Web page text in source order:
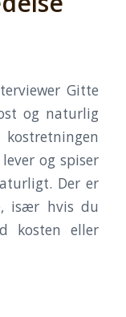
Gitte
og naturlig
og spiser
Der er
især hvis du
kosten eller